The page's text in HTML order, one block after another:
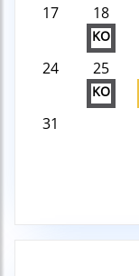
17 18
KO
24 25
KO
31